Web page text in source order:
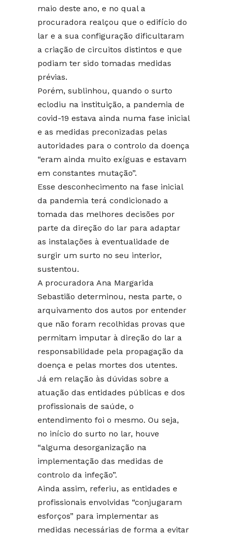
maio deste ano, e no qual a
procuradora realçou que o edifício do
lar e a sua configuração dificultaram
a criação de circuitos distintos e que
podiam ter sido tomadas medidas
prévias.
Porém, sublinhou, quando o surto
eclodiu na instituição, a pandemia de
covid-19 estava ainda numa fase inicial
e as medidas preconizadas pelas
autoridades para o controlo da doença
“eram ainda muito exíguas e estavam
em constantes mutação”.
Esse desconhecimento na fase inicial
da pandemia terá condicionado a
tomada das melhores decisões por
parte da direção do lar para adaptar
as instalações à eventualidade de
surgir um surto no seu interior,
sustentou.
A procuradora Ana Margarida
Sebastião determinou, nesta parte, o
arquivamento dos autos por entender
que não foram recolhidas provas que
permitam imputar à direção do lar a
responsabilidade pela propagação da
doença e pelas mortes dos utentes.
Já em relação às dúvidas sobre a
atuação das entidades públicas e dos
profissionais de saúde, o
entendimento foi o mesmo. Ou seja,
no início do surto no lar, houve
“alguma desorganização na
implementação das medidas de
controlo da infeção”.
Ainda assim, referiu, as entidades e
profissionais envolvidas “conjugaram
esforços” para implementar as
medidas necessárias de forma a evitar